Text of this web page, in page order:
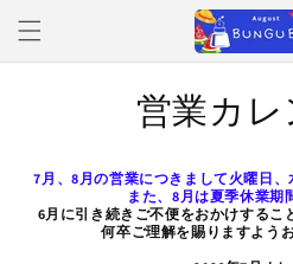
ンツに
進む
営業カ
7月、8月の営業につきまして火曜日、
また、8月は夏季休業期
6月に引き続きご不便をおかけするこ
何卒ご理解を賜りますよう